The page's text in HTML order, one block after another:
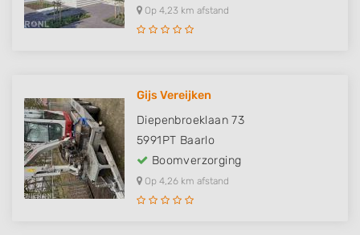
Op 4,23 km afstand
Gijs Vereijken
Diepenbroeklaan 73
5991PT Baarlo
Boomverzorging
Op 4,26 km afstand